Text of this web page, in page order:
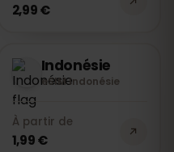
2,99 €
Indonésie
eSIM Indonésie
À partir de
1,99 €